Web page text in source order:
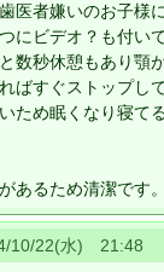
医者嫌いのお子様
にビデオ？も付い
数秒休憩もあり顎
ばすぐストップし
ため眠くなり寝て
あるため清潔です。
10/22(水) 21:48